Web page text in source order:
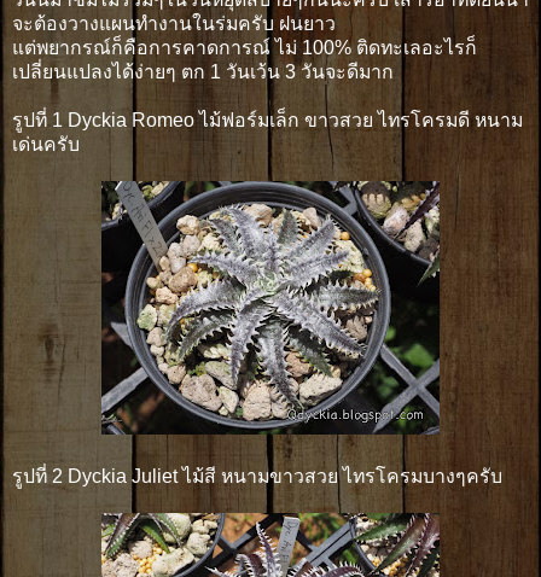
จะต้องวางแผนทำงานในร่มครับ ฝนยาว
แต่พยากรณ์ก็คือการคาดการณ์ ไม่ 100% ติดทะเลอะไรก็
เปลี่ยนแปลงได้ง่ายๆ ตก 1 วันเว้น 3 วันจะดีมาก
รูปที่ 1 Dyckia Romeo ไม้ฟอร์มเล็ก ขาวสวย ไทรโครมดี หนาม
เด่นครับ
รูปที่ 2 Dyckia Juliet ไม้สี หนามขาวสวย ไทรโครมบางๆครับ